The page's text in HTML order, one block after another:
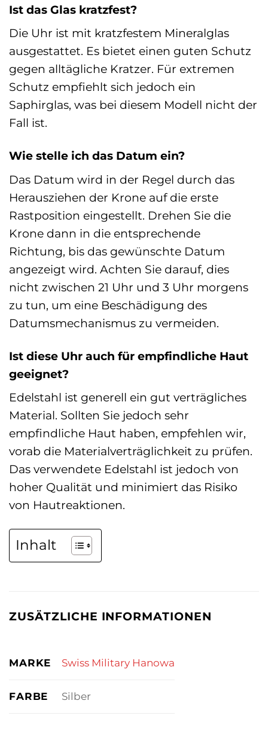
Ist das Glas kratzfest?
Die Uhr ist mit kratzfestem Mineralglas
ausgestattet. Es bietet einen guten Schutz
gegen alltägliche Kratzer. Für extremen
Schutz empfiehlt sich jedoch ein
Saphirglas, was bei diesem Modell nicht der
Fall ist.
Wie stelle ich das Datum ein?
Das Datum wird in der Regel durch das
Herausziehen der Krone auf die erste
Rastposition eingestellt. Drehen Sie die
Krone dann in die entsprechende
Richtung, bis das gewünschte Datum
angezeigt wird. Achten Sie darauf, dies
nicht zwischen 21 Uhr und 3 Uhr morgens
zu tun, um eine Beschädigung des
Datumsmechanismus zu vermeiden.
Ist diese Uhr auch für empfindliche Haut
geeignet?
Edelstahl ist generell ein gut verträgliches
Material. Sollten Sie jedoch sehr
empfindliche Haut haben, empfehlen wir,
vorab die Materialverträglichkeit zu prüfen.
Das verwendete Edelstahl ist jedoch von
hoher Qualität und minimiert das Risiko
von Hautreaktionen.
Inhalt
ZUSÄTZLICHE INFORMATIONEN
MARKE Swiss Military Hanowa
FARBE Silber